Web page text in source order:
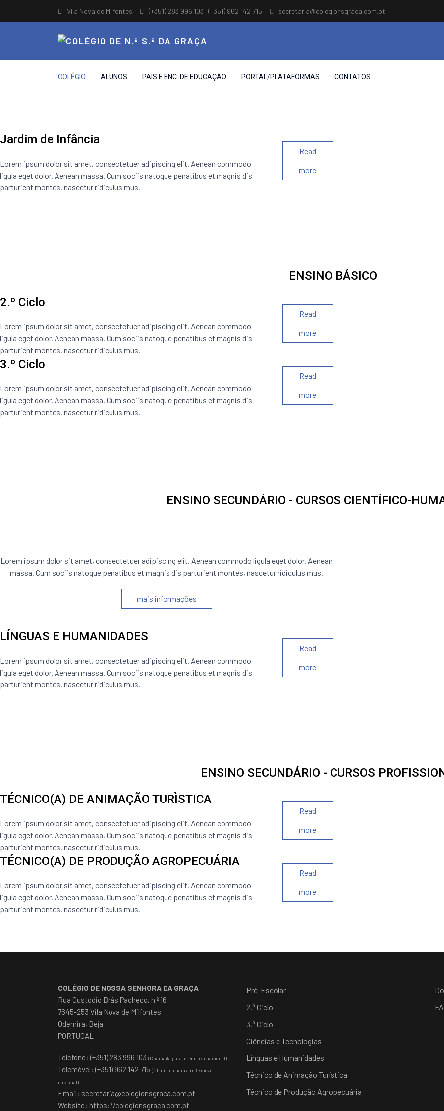
Vila Nova de Milfontes (+351) 283 996 103 | (+351) 962 142 715 secretaria@colegionsgraca.com.pt
COLÉGIO ALUNOS PAIS E ENC. DE EDUCAÇÃO PORTAL/PLATAFORMAS CONTATOS
Jardim de Infância
Lorem ipsum dolor sit amet, consectetuer adipiscing elit. Aenean commodo
ligula eget dolor. Aenean massa. Cum sociis natoque penatibus et magnis dis
parturient montes, nascetur ridiculus mus.
Read
more
ENSINO BÁSICO
2.º Ciclo
Lorem ipsum dolor sit amet, consectetuer adipiscing elit. Aenean commodo
ligula eget dolor. Aenean massa. Cum sociis natoque penatibus et magnis dis
parturient montes, nascetur ridiculus mus.
Read
more
3.º Ciclo
Lorem ipsum dolor sit amet, consectetuer adipiscing elit. Aenean commodo
ligula eget dolor. Aenean massa. Cum sociis natoque penatibus et magnis dis
parturient montes, nascetur ridiculus mus.
Read
more
ENSINO SECUNDÁRIO - CURSOS CIENTÍFICO-
Lorem ipsum dolor sit amet, consectetuer adipiscing elit. Aenean commodo ligula eget dolor. Aenean
massa. Cum sociis natoque penatibus et magnis dis parturient montes, nascetur ridiculus mus.
mais informações
LÍNGUAS E HUMANIDADES
Lorem ipsum dolor sit amet, consectetuer adipiscing elit. Aenean commodo
ligula eget dolor. Aenean massa. Cum sociis natoque penatibus et magnis dis
parturient montes, nascetur ridiculus mus.
Read
more
ENSINO SECUNDÁRIO - CURSOS
TÉCNICO(A) DE ANIMAÇÃO TURÌSTICA
Lorem ipsum dolor sit amet, consectetuer adipiscing elit. Aenean commodo
ligula eget dolor. Aenean massa. Cum sociis natoque penatibus et magnis dis
parturient montes, nascetur ridiculus mus.
Read
more
TÉCNICO(A) DE PRODUÇÃO AGROPECUÁRIA
Lorem ipsum dolor sit amet, consectetuer adipiscing elit. Aenean commodo
ligula eget dolor. Aenean massa. Cum sociis natoque penatibus et magnis dis
parturient montes, nascetur ridiculus mus.
Read
more
COLÉGIO DE NOSSA SENHORA DA GRAÇA
Rua Custódio Brás Pacheco, n.º 16
7645-253 Vila Nova de Milfontes
Odemira, Beja
PORTUGAL
Telefone: (+351) 283 996 103 (Chamada para a rede fixa nacional)
Telemóvel: (+351) 962 142 715 (Chamada para a rede móvel
nacional)
Email: secretaria@colegionsgraca.com.pt
Website: https://colegionsgraca.com.pt
Pré-Escolar
2.º Ciclo
3.º Ciclo
Ciências e Tecnologias
Línguas e Humanidades
Técnico de Animação Turística
Técnico de Produção Agropecuária